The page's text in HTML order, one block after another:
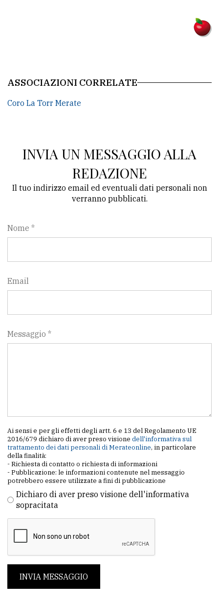
ASSOCIAZIONI CORRELATE
Coro La Torr Merate
INVIA UN MESSAGGIO ALLA
REDAZIONE
Il tuo indirizzo email ed eventuali dati personali non
verranno pubblicati.
Nome *
Email
Messaggio *
Ai sensi e per gli effetti degli artt. 6 e 13 del Regolamento UE
2016/679 dichiaro di aver preso visione dell'informativa sul
trattamento dei dati personali di Merateonline, in particolare
della finalità:
- Richiesta di contatto o richiesta di informazioni
- Pubblicazione: le informazioni contenute nel messaggio
potrebbero essere utilizzate a fini di pubblicazione
Dichiaro di aver preso visione dell'informativa
sopracitata
INVIA MESSAGGIO